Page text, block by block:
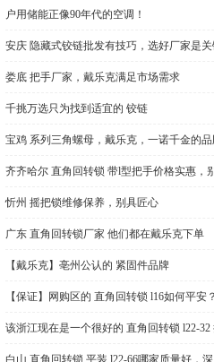
户用储能正像90年代的空调！
安庆 隐藏式铰链批发有技巧，选好厂家是
娄底 把手厂家，戴乐克满足市场需求
千挑万选只为找到适宜的 铰链
宝鸡 系列三角螺母，戴乐克，一诺千金的
齐齐哈尔 直角回转锁 带l型把手价格实惠，
忻州 摇把锁维修保养，别具匠心
广东 直角回转锁厂家 他们都在戴乐克下单
【戴乐克】亳州公认的 紧固件品牌
【保证】网购区的 直角回转锁 l16如何平安
该浙江现在是一个很好的 直角回转锁 l22-
白山 直角回转锁 平装 l22-66哪家质量好，